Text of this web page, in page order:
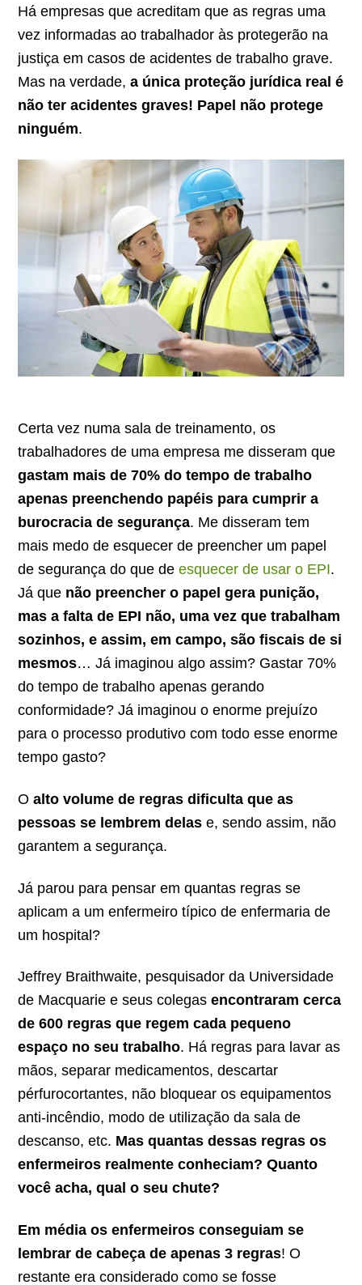
Há empresas que acreditam que as regras uma
vez informadas ao trabalhador às protegerão na
justiça em casos de acidentes de trabalho grave.
Mas na verdade,a única proteção jurídica real é
não ter acidentes graves! Papel não protege
ninguém.
Certa vez numa sala de treinamento, os
trabalhadores de uma empresa me disseram que
gastam mais de 70% do tempo de trabalho
apenas preenchendo papéis para cumprir a
burocracia de segurança. Me disseram tem
mais medo de esquecer de preencher um papel
de segurança do que deesquecer de usar o EPI.
Já que não preencher o papel gera punição,
mas a falta de EPI não, uma vez que trabalham
sozinhos, e assim, em campo, são fiscais de si
mesmos… Já imaginou algo assim? Gastar 70%
do tempo de trabalho apenas gerando
conformidade? Já imaginou o enorme prejuízo
para o processo produtivo com todo esse enorme
tempo gasto?
Oalto volume de regras dificulta que as
pessoas se lembrem delas e, sendo assim, não
garantem a segurança.
Já parou para pensar em quantas regras se
aplicam a um enfermeiro típico de enfermaria de
um hospital?
Jeffrey Braithwaite, pesquisador da Universidade
de Macquarie e seus colegasencontraram cerca
de 600 regras que regem cada pequeno
espaço no seu trabalho. Há regras para lavar as
mãos, separar medicamentos, descartar
pérfurocortantes, não bloquear os equipamentos
anti-incêndio, modo de utilização da sala de
descanso, etc. Mas quantas dessas regras os
enfermeiros realmente conheciam? Quanto
você acha, qual o seu chute?
Em média os enfermeiros conseguiam se
lembrar de cabeça de apenas 3 regras! O
restante era considerado como se fosse